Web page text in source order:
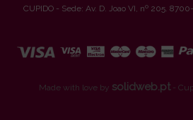
CUPIDO - Sede: Av. D. Joao VI, nº 205.
Made with love by solidweb.pt-